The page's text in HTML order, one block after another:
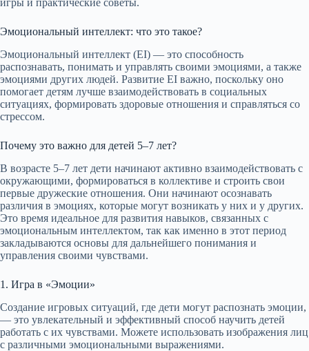
игры и практические советы.
Эмоциональный интеллект: что это такое?
Эмоциональный интеллект (EI) — это способность
распознавать, понимать и управлять своими эмоциями, а также
эмоциями других людей. Развитие EI важно, поскольку оно
помогает детям лучше взаимодействовать в социальных
ситуациях, формировать здоровые отношения и справляться со
стрессом.
Почему это важно для детей 5–7 лет?
В возрасте 5–7 лет дети начинают активно взаимодействовать с
окружающими, формироваться в коллективе и строить свои
первые дружеские отношения. Они начинают осознавать
различия в эмоциях, которые могут возникать у них и у других.
Это время идеальное для развития навыков, связанных с
эмоциональным интеллектом, так как именно в этот период
закладываются основы для дальнейшего понимания и
управления своими чувствами.
1. Игра в «Эмоции»
Создание игровых ситуаций, где дети могут распознать эмоции,
— это увлекательный и эффективный способ научить детей
работать с их чувствами. Можете использовать изображения лиц
с различными эмоциональными выражениями.